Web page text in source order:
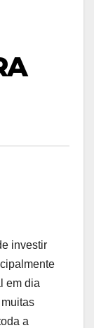
investir
em dia
a